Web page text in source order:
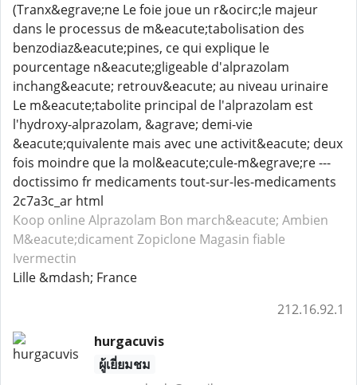
(Tranx&egrave;ne Le foie joue un r&ocirc;le majeur
dans le processus de m&eacute;tabolisation des
benzodiaz&eacute;pines, ce qui explique le
pourcentage n&eacute;gligeable d'alprazolam
inchang&eacute; retrouv&eacute; au niveau urinaire
Le m&eacute;tabolite principal de l'alprazolam est
l'hydroxy-alprazolam, &agrave; demi-vie
&eacute;quivalente mais avec une activit&eacute; deux
fois moindre que la mol&eacute;cule-m&egrave;re ---
doctissimo fr medicaments tout-sur-les-medicaments
2c7a3c_ar html
Koop online Alprazolam Bon march&eacute; Ambien
M&eacute;dicament Zopiclone Magasin fiable
Ivermectin
Lille &mdash; France
212.16.92.1
hurgacuvis
ผู้เยี่ยมชม